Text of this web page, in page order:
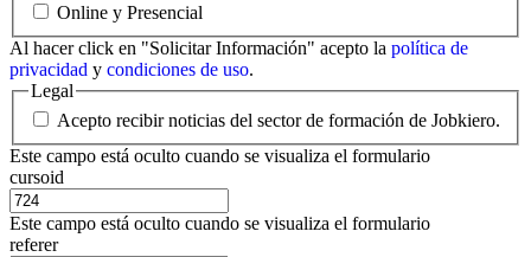
Online y Presencial
Al hacer click en "Solicitar Información" acepto la política de
privacidad y condiciones de uso.
Legal
Acepto recibir noticias del sector de formación de Jobkiero.
Este campo está oculto cuando se visualiza el formulario
cursoid
Este campo está oculto cuando se visualiza el formulario
referer